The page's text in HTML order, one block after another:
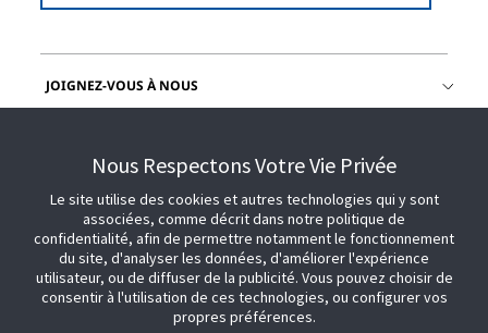
JOIGNEZ-VOUS À NOUS
Nous Respectons Votre Vie Privée
Le site utilise des cookies et autres technologies qui y sont
associées, comme décrit dans notre politique de
confidentialité, afin de permettre notamment le fonctionnement
du site, d'analyser les données, d'améliorer l'expérience
utilisateur, ou de diffuser de la publicité. Vous pouvez choisir de
consentir à l'utilisation de ces technologies, ou configurer vos
propres préférences.